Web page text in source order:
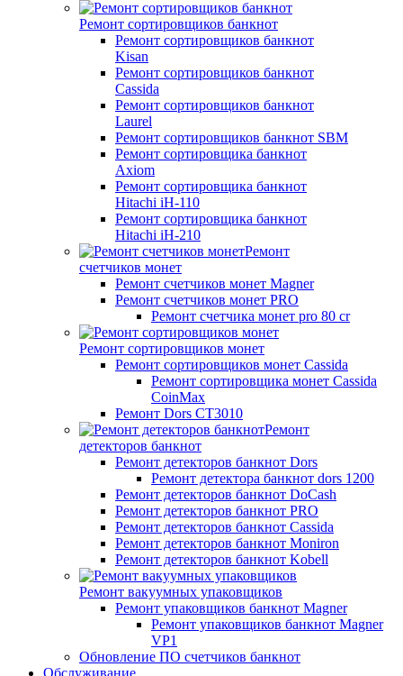
Ремонт сортировщиков банкнот
Ремонт сортировщиков банкнот
Kisan
Ремонт сортировщиков банкнот
Cassida
Ремонт сортировщиков банкнот
Laurel
Ремонт сортировщиков банкнот SBM
Ремонт сортировщика банкнот
Axiom
Ремонт сортировщика банкнот
Hitachi iH-110
Ремонт сортировщика банкнот
Hitachi iH-210
Ремонт
счетчиков монет
Ремонт счетчиков монет Magner
Ремонт счетчиков монет PRO
Ремонт счетчика монет pro 80 cr
Ремонт сортировщиков монет
Ремонт сортировщиков монет Cassida
Ремонт сортировщика монет Cassida
CoinMax
Ремонт Dors CT3010
Ремонт
детекторов банкнот
Ремонт детекторов банкнот Dors
Ремонт детектора банкнот dors 1200
Ремонт детекторов банкнот DoCash
Ремонт детекторов банкнот PRO
Ремонт детекторов банкнот Cassida
Ремонт детекторов банкнот Moniron
Ремонт детекторов банкнот Kobell
Ремонт вакуумных упаковщиков
Ремонт упаковщиков банкнот Magner
Ремонт упаковщиков банкнот Magner
VP1
Обновление ПО счетчиков банкнот
Обслуживание